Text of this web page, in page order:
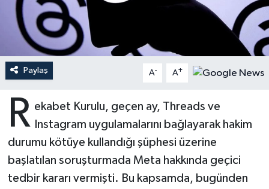
Paylaş A- A+
R ekabet Kurulu, geçen ay, Threads ve
Instagram uygulamalarını bağlayarak hakim
durumu kötüye kullandığı şüphesi üzerine
başlatılan soruşturmada Meta hakkında geçici
tedbir kararı vermişti. Bu kapsamda, bugünden
Balıkesir Müftülüğü
Bartın Müftülüğü
Bayburt Müftülüğü
Bilecik Müftülüğü
Bingöl Müftülüğü
Peygamberimizin Hayatı
Ramazan
Zekat
DİYANET RADYO/TV
DEPREM
Eğitim
Kültür-Sanat
Aile